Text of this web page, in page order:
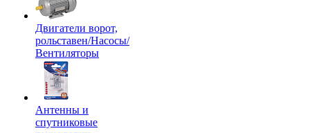
Двигатели ворот,
рольставен/Насосы/
Вентиляторы
Антенны и
спутниковые